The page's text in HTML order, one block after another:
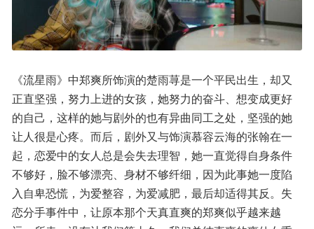
《流星雨》中郑爽所饰演的楚雨荨是一个平民出生，却又
正直坚强，努力上进的女孩，她努力的奋斗、想变成更好
的自己，这样的她与剧外的也有异曲同工之处，坚强的她
让人很是心疼。而后，剧外又与饰演慕容云海的张翰在一
起，恋爱中的女人总是会失去理智，她一直觉得自身条件
不够好，脸不够漂亮、身材不够纤细，因为此事她一度陷
入自卑恐慌，为爱整容，为爱减肥，最后却适得其反。失
恋分手事件中，让原本那个天真直爽的郑爽似乎越来越